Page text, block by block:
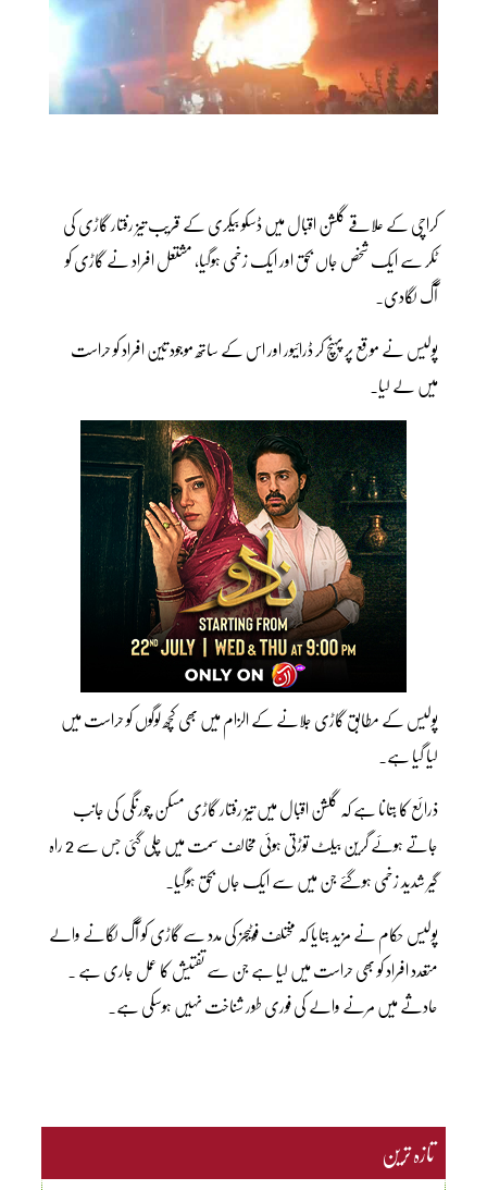
کراچی کے علاقے گلشن اقبال میں ڈسکو بیکری کے قریب تیز رفتار گاڑی کی
ٹکر سے ایک شخص جاں بحق اور ایک زخمی ہوگیا، مشتعل افراد نے گاڑی کو
آگ لگادی۔
پولیس نے موقع پر پہنچ کر ڈرائیور اور اس کے ساتھ موجود تین افراد کو حراست
میں لے لیا۔
پولیس کے مطابق گاڑی جلانے کے الزام میں بھی کچھ لوگوں کو حراست میں
لیا گیا ہے۔
ذرائع کا بتانا ہے کہ گلشن اقبال میں تیز رفتار گاڑی مسکن چورنگی کی جانب
جاتے ہوئے گرین بیلٹ توڑتی ہوئی مخالف سمت میں چلی گئی جس سے 2 راہ
گیر شدید زخمی ہوگئے جن میں سے ایک جاں بحق ہوگیا۔
پولیس حکام نے مزید بتایا کہ مختلف فوٹیجز کی مدد سے گاڑی کو آگ لگانے والے
متعدد افراد کو بھی حراست میں لیا ہے جن سے تفتیش کا عمل جاری ہے ۔
حادثے میں مرنے والے کی فوری طور شناخت نہیں ہوسکی ہے۔
تازہ ترین